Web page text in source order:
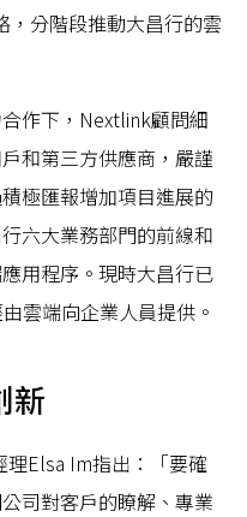
，分階段推動大昌行的雲
作下，Nextlink顧問細
和第三方供應商，嚴謹
極匯報增加項目進展的
六大業務部門的前線和
用程序。現時大昌行已
雲端向企業人員提供。
新
Elsa Im指出：「要確
司對客戶的瞭解、專業